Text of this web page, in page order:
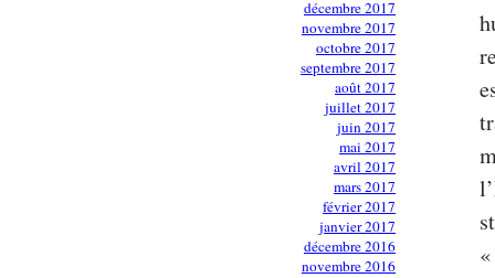
décembre 2017
novembre 2017
octobre 2017
septembre 2017
août 2017
juillet 2017
juin 2017
mai 2017
avril 2017
mars 2017
février 2017
janvier 2017
décembre 2016
novembre 2016